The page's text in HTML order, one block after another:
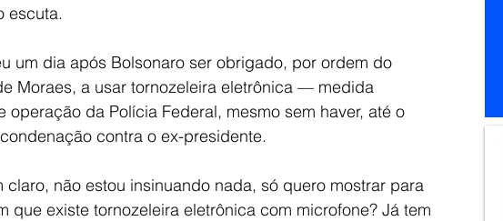
escuta.
um dia após Bolsonaro ser obrigado, por ordem do
Moraes, a usar tornozeleira eletrônica — medida
operação da Polícia Federal, mesmo sem haver, até o
contra o ex-presidente.
claro, não estou insinuando nada, só quero mostrar para
que existe tornozeleira eletrônica com microfone? Já tem